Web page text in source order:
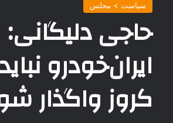
سیاست > مجلس
حاجی دلیگانی:
ایران‌خودرو
کروز واگذار